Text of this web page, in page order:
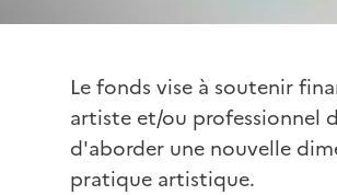
Le fonds vise à soutenir
artiste et/ou professionnel
d'aborder une nouvelle
pratique artistique.